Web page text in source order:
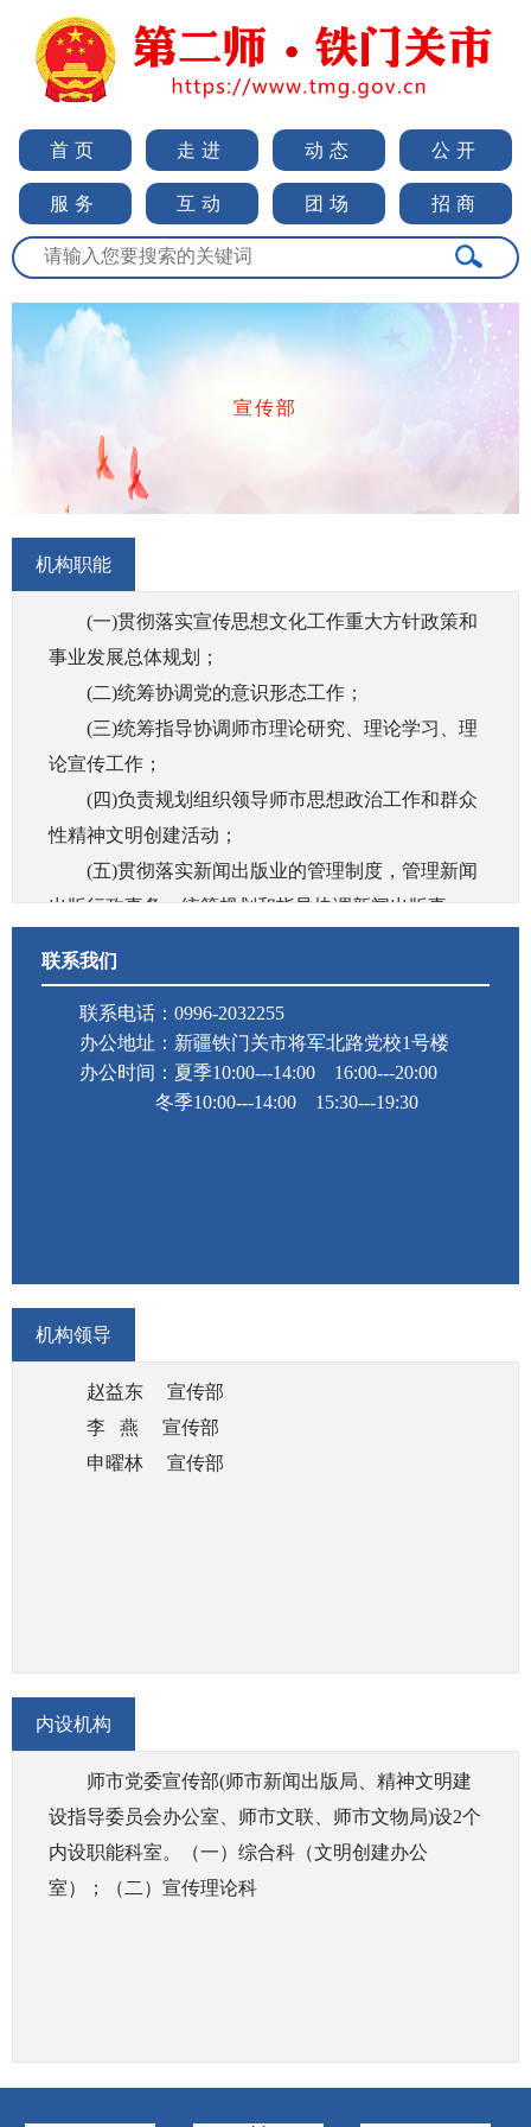
首页 走进 动态 公开
服务 互动 团场 招商
宣传部
机构职能
(一)贯彻落实宣传思想文化工作重大方针政策和
事业发展总体规划；
(二)统筹协调党的意识形态工作；
(三)统筹指导协调师市理论研究、理论学习、理
论宣传工作；
(四)负责规划组织领导师市思想政治工作和群众
性精神文明创建活动；
(五)贯彻落实新闻出版业的管理制度，管理新闻
出版行政事务，统筹规划和指导协调新闻出版事
理印刷业、管理著作权；
(六)统筹指导协调师市互联网宣传和信息内容管
理工作；
(七)负责组织实施师市精神文明建设规划、协
革发展研究提出政策性建议；
(十二)统筹协调组织开展新闻发布工作；
(十三)负责组织开展宣传思想文化系统干部教育
培训和人才工作；
(十七)承办师市党委、师市交办的其他事项。
联系我们
联系电话：0996-2032255
办公地址：新疆铁门关市将军北路党校1号楼
办公时间：夏季10:00---14:00 16:00---20:00
冬季10:00---14:00 15:30---19:30
机构领导
赵益东 宣传部
李 燕
宣传部
申曜林 宣传部
内设机构
师市党委宣传部(师市新闻出版局、精神文明建
设指导委员会办公室、师市文联、师市文物局)设2个
内设职能科室。（一）综合科（文明创建办公
室）；（二）宣传理论科